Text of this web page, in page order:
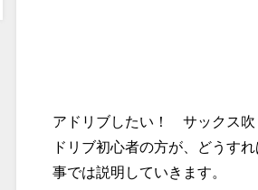
アドリブしたい！ サックス吹
ドリブ初心者の方が、どうす
事では説明していきます。